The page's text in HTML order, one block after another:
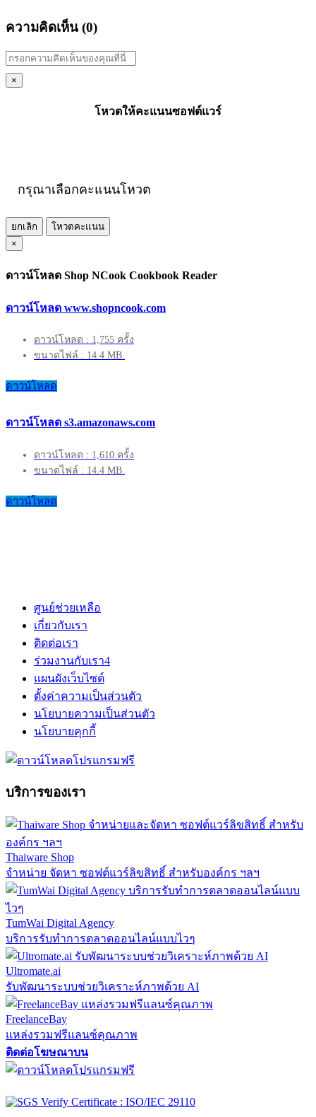
ความคิดเห็น (0)
×
โหวตให้คะแนนซอฟต์แวร์
กรุณาเลือกคะแนนโหวต
ยกเลิก
โหวตคะแนน
×
ดาวน์โหลด Shop NCook Cookbook Reader
ดาวน์โหลด www.shopncook.com
ดาวน์โหลด : 1,755 ครั้ง
ขนาดไฟล์ : 14.4 MB.
ดาวน์โหลด
ดาวน์โหลด s3.amazonaws.com
ดาวน์โหลด : 1,610 ครั้ง
ขนาดไฟล์ : 14.4 MB.
ดาวน์โหลด
ศูนย์ช่วยเหลือ
เกี่ยวกับเรา
ติดต่อเรา
ร่วมงานกับเรา4
แผนผังเว็บไซต์
ตั้งค่าความเป็นส่วนตัว
นโยบายความเป็นส่วนตัว
นโยบายคุกกี้
บริการของเรา
Thaiware Shop
จำหน่าย จัดหา ซอฟต์แวร์ลิขสิทธิ์ สำหรับองค์กร ฯลฯ
TumWai Digital Agency
บริการรับทำการตลาดออนไลน์แบบไวๆ
Ultromate.ai
รับพัฒนาระบบช่วยวิเคราะห์ภาพด้วย AI
FreelanceBay
แหล่งรวมฟรีแลนซ์คุณภาพ
ติดต่อโฆษณาบน